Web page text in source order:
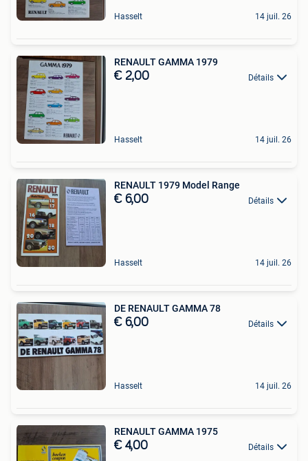
Hasselt 14 juil. 26
RENAULT GAMMA 1979
€ 2,00 Détails
Hasselt 14 juil. 26
RENAULT 1979 Model Range
€ 6,00 Détails
Hasselt 14 juil. 26
DE RENAULT GAMMA 78
€ 6,00 Détails
Hasselt 14 juil. 26
RENAULT GAMMA 1975
€ 4,00 Détails